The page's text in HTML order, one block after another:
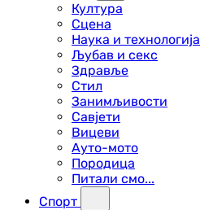
Култура
Сцена
Наука и технологија
Љубав и секс
Здравље
Стил
Занимљивости
Савјети
Вицеви
Ауто-мото
Породица
Питали смо...
Спорт